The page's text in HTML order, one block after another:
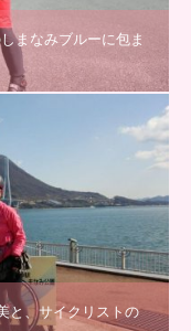
まなみブルーに包ま
と、サイクリストの